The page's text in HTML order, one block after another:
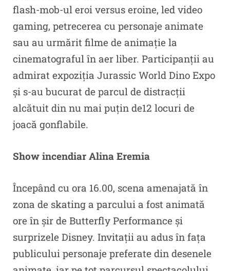
flash-mob-ul eroi versus eroine, led video
gaming, petrecerea cu personaje animate
sau au urmărit filme de animație la
cinematograful în aer liber. Participanții au
admirat expoziția Jurassic World Dino Expo
și s-au bucurat de parcul de distracții
alcătuit din nu mai puțin de12 locuri de
joacă gonflabile.
Show incendiar Alina Eremia
Începând cu ora 16.00, scena amenajată în
zona de skating a parcului a fost animată
ore în șir de Butterfly Performance și
surprizele Disney. Invitații au adus în fața
publicului personaje preferate din desenele